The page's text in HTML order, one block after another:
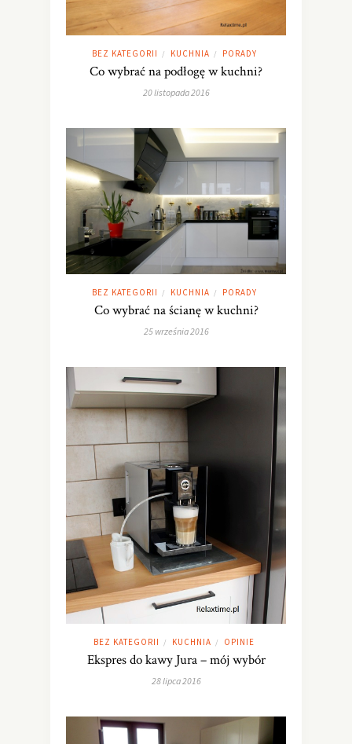
BEZ KATEGORII / KUCHNIA / PORADY
Co wybrać na podłogę w kuchni?
20 listopada 2016
BEZ KATEGORII / KUCHNIA / PORADY
Co wybrać na ścianę w kuchni?
25 września 2016
BEZ KATEGORII / KUCHNIA / OPINIE
Ekspres do kawy Jura – mój wybór
28 lipca 2016